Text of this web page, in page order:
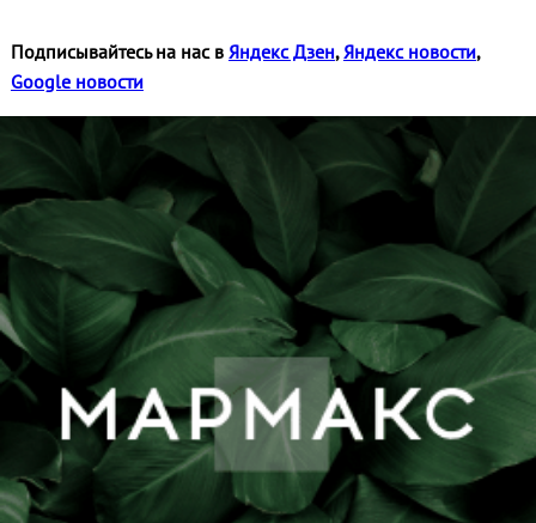
Подписывайтесь на нас в Яндекс Дзен, Яндекс новости,
Google новости